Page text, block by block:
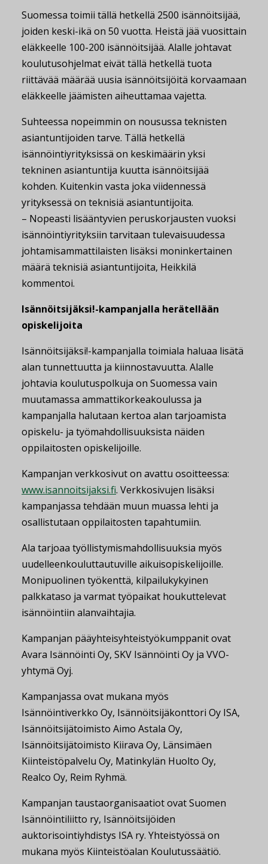
Suomessa toimii tällä hetkellä 2500 isännöitsijää,
joiden keski-ikä on 50 vuotta. Heistä jää vuosittain
eläkkeelle 100-200 isännöitsijää. Alalle johtavat
koulutusohjelmat eivät tällä hetkellä tuota
riittävää määrää uusia isännöitsijöitä korvaamaan
eläkkeelle jäämisten aiheuttamaa vajetta.
Suhteessa nopeimmin on nousussa teknisten
asiantuntijoiden tarve. Tällä hetkellä
isännöintiyrityksissä on keskimäärin yksi
tekninen asiantuntija kuutta isännöitsijää
kohden. Kuitenkin vasta joka viidennessä
yrityksessä on teknisiä asiantuntijoita.
– Nopeasti lisääntyvien peruskorjausten vuoksi
isännöintiyrityksiin tarvitaan tulevaisuudessa
johtamisammattilaisten lisäksi moninkertainen
määrä teknisiä asiantuntijoita, Heikkilä
kommentoi.
Isännöitsijäksi!-kampanjalla herätellään
opiskelijoita
Isännöitsijäksi!-kampanjalla toimiala haluaa lisätä
alan tunnettuutta ja kiinnostavuutta. Alalle
johtavia koulutuspolkuja on Suomessa vain
muutamassa ammattikorkeakoulussa ja
kampanjalla halutaan kertoa alan tarjoamista
opiskelu- ja työmahdollisuuksista näiden
oppilaitosten opiskelijoille.
Kampanjan verkkosivut on avattu osoitteessa:
www.isannoitsijaksi.fi. Verkkosivujen lisäksi
kampanjassa tehdään muun muassa lehti ja
osallistutaan oppilaitosten tapahtumiin.
Ala tarjoaa työllistymismahdollisuuksia myös
uudelleenkouluttautuville aikuisopiskelijoille.
Monipuolinen työkenttä, kilpailukykyinen
palkkataso ja varmat työpaikat houkuttelevat
isännöintiin alanvaihtajia.
Kampanjan pääyhteisyhteistyökumppanit ovat
Avara Isännöinti Oy, SKV Isännöinti Oy ja VVO-
yhtymä Oyj.
Kampanjassa ovat mukana myös
Isännöintiverkko Oy, Isännöitsijäkonttori Oy ISA,
Isännöitsijätoimisto Aimo Astala Oy,
Isännöitsijätoimisto Kiirava Oy, Länsimäen
Kiinteistöpalvelu Oy, Matinkylän Huolto Oy,
Realco Oy, Reim Ryhmä.
Kampanjan taustaorganisaatiot ovat Suomen
Isännöintiliitto ry, Isännöitsijöiden
auktorisointiyhdistys ISA ry. Yhteistyössä on
mukana myös Kiinteistöalan Koulutussäätiö.